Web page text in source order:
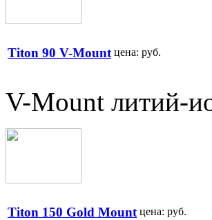
Titon 90 V-Mount цена: руб.
V-Mount литий-
Titon 150 Gold Mount цена: руб.